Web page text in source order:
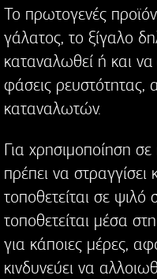
Το πρωτογενές
γάλατος, το ξίγαλο
καταναλωθεί ή και
φάσεις
καταναλωτών.
Για χρησιμοποίηση
πρέπει να
τοποθετείται σε ψιλό
τοποθετείται μέσα
για κάποιες μέρες,
κινδυνεύει να